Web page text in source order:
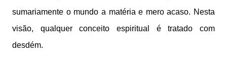
sumariamente o mundo a matéria e mero acaso. Nesta
visão, qualquer conceito espiritual é tratado com
desdém.